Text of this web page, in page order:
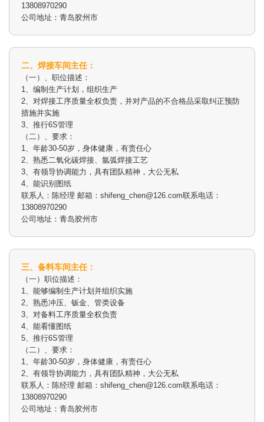
13808970290
公司地址：青岛胶州市
二、焊接车间主任：
（一）、职位描述：
1、编制生产计划，组织生产
2、对焊接工序质量全权负责，并对产品的不合格品采取纠正预防
措施并实施
3、推行6S管理
（二）、要求：
1、年龄30-50岁，身体健康，有责任心
2、熟悉二氧化碳焊接、氩弧焊接工艺
3、有领导协调能力，具有团队精神，大公无私
4、能识别图纸
联系人：陈经理 邮箱：shifeng_chen@126.com联系电话：
13808970290
公司地址：青岛胶州市
三、备料车间主任：
（一）职位描述：
1、能够编制生产计划并组织实施
2、熟悉冲压、钣金、管类设备
3、对备料工序质量全权负责
4、能看懂图纸
5、推行6S管理
（二）、要求：
1、年龄30-50岁，身体健康，有责任心
2、有领导协调能力，具有团队精神，大公无私
联系人：陈经理 邮箱：shifeng_chen@126.com联系电话：
13808970290
公司地址：青岛胶州市